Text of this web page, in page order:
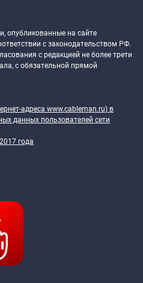
опубликованные на сайте
с законодательством РФ.
с редакцией не более трети
с обязательной прямой
адреса www.cableman.ru) в
данных пользователей сети
года